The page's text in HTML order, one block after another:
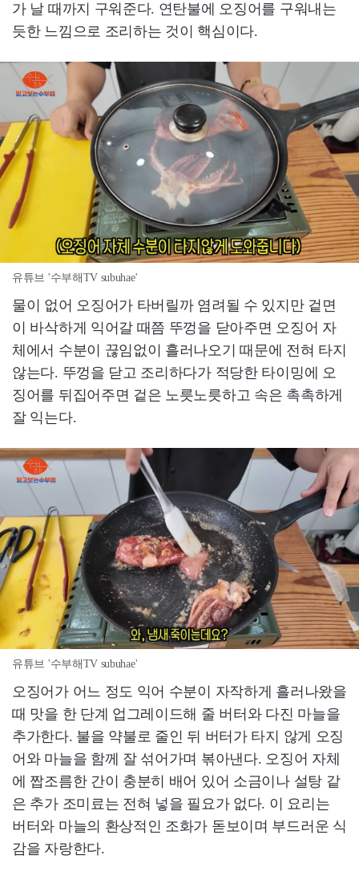
가 날 때까지 구워준다. 연탄불에 오징어를 구워내는
듯한 느낌으로 조리하는 것이 핵심이다.
유튜브 '수부해TV subuhae'
물이 없어 오징어가 타버릴까 염려될 수 있지만 겉면
이 바삭하게 익어갈 때쯤 뚜껑을 닫아주면 오징어 자
체에서 수분이 끊임없이 흘러나오기 때문에 전혀 타지
않는다. 뚜껑을 닫고 조리하다가 적당한 타이밍에 오
징어를 뒤집어주면 겉은 노릇노릇하고 속은 촉촉하게
잘 익는다.
유튜브 '수부해TV subuhae'
오징어가 어느 정도 익어 수분이 자작하게 흘러나왔을
때 맛을 한 단계 업그레이드해 줄 버터와 다진 마늘을
추가한다. 불을 약불로 줄인 뒤 버터가 타지 않게 오징
어와 마늘을 함께 잘 섞어가며 볶아낸다. 오징어 자체
에 짭조름한 간이 충분히 배어 있어 소금이나 설탕 같
은 추가 조미료는 전혀 넣을 필요가 없다. 이 요리는
버터와 마늘의 환상적인 조화가 돋보이며 부드러운 식
감을 자랑한다.